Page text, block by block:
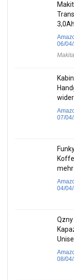
06/
Makita
07/
mehr
04/
08/